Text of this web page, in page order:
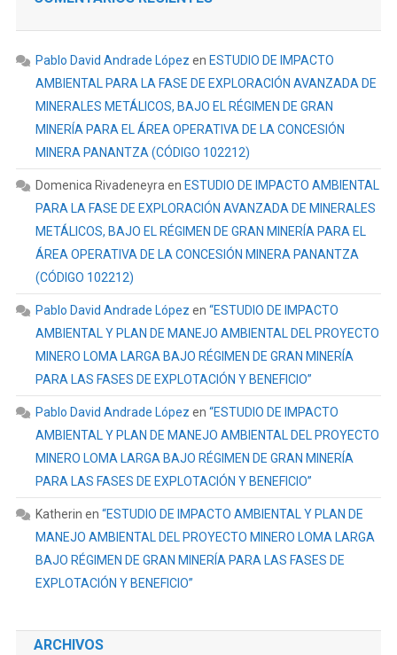
Pablo David Andrade López en ESTUDIO DE IMPACTO
AMBIENTAL PARA LA FASE DE EXPLORACIÓN AVANZADA DE
MINERALES METÁLICOS, BAJO EL RÉGIMEN DE GRAN
MINERÍA PARA EL ÁREA OPERATIVA DE LA CONCESIÓN
MINERA PANANTZA (CÓDIGO 102212)
Domenica Rivadeneyra en ESTUDIO DE IMPACTO AMBIENTAL
PARA LA FASE DE EXPLORACIÓN AVANZADA DE MINERALES
METÁLICOS, BAJO EL RÉGIMEN DE GRAN MINERÍA PARA EL
ÁREA OPERATIVA DE LA CONCESIÓN MINERA PANANTZA
(CÓDIGO 102212)
Pablo David Andrade López en “ESTUDIO DE IMPACTO
AMBIENTAL Y PLAN DE MANEJO AMBIENTAL DEL PROYECTO
MINERO LOMA LARGA BAJO RÉGIMEN DE GRAN MINERÍA
PARA LAS FASES DE EXPLOTACIÓN Y BENEFICIO”
Pablo David Andrade López en “ESTUDIO DE IMPACTO
AMBIENTAL Y PLAN DE MANEJO AMBIENTAL DEL PROYECTO
MINERO LOMA LARGA BAJO RÉGIMEN DE GRAN MINERÍA
PARA LAS FASES DE EXPLOTACIÓN Y BENEFICIO”
Katherin en “ESTUDIO DE IMPACTO AMBIENTAL Y PLAN DE
MANEJO AMBIENTAL DEL PROYECTO MINERO LOMA LARGA
BAJO RÉGIMEN DE GRAN MINERÍA PARA LAS FASES DE
EXPLOTACIÓN Y BENEFICIO”
ARCHIVOS